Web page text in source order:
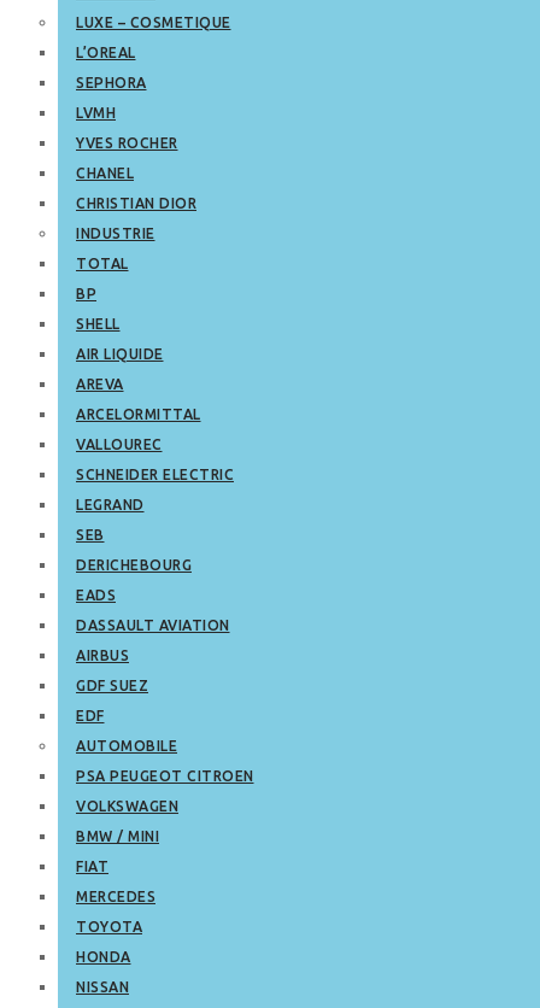
LUXE – COSMETIQUE
L’OREAL
SEPHORA
LVMH
YVES ROCHER
CHANEL
CHRISTIAN DIOR
INDUSTRIE
TOTAL
BP
SHELL
AIR LIQUIDE
AREVA
ARCELORMITTAL
VALLOUREC
SCHNEIDER ELECTRIC
LEGRAND
SEB
DERICHEBOURG
EADS
DASSAULT AVIATION
AIRBUS
GDF SUEZ
EDF
AUTOMOBILE
PSA PEUGEOT CITROEN
VOLKSWAGEN
BMW / MINI
FIAT
MERCEDES
TOYOTA
HONDA
NISSAN